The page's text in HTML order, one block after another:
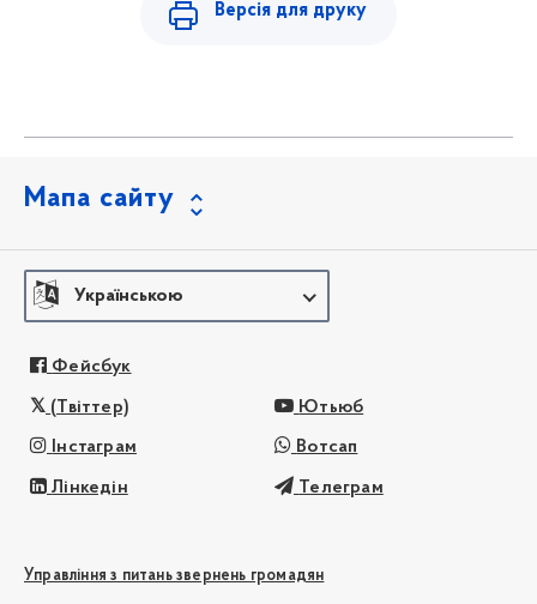
Версія для друку
Мапа сайту
Українською
Фейсбук
(Твіттер) Ютьюб
Інстаграм Вотсап
Лінкедін Телеграм
Управління з питань звернень громадян